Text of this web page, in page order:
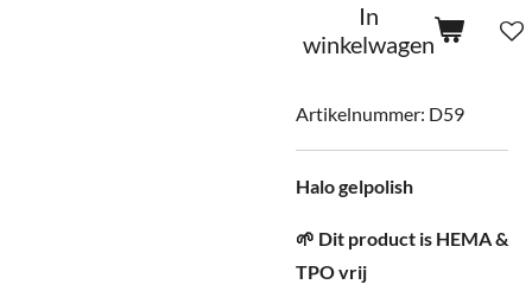
In
winkelwagen
Artikelnummer: D59
Halo gelpolish
🌱 Dit product is HEMA &
TPO vrij